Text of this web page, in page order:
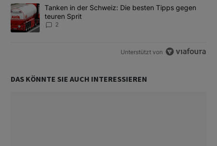
Ein Trendartikel mit dem Titel "Tanken in der Schweiz: Die
Tanken in der Schweiz: Die besten Tipps gegen
teuren Sprit
2
Unterstützt von
DAS KÖNNTE SIE AUCH INTERESSIEREN